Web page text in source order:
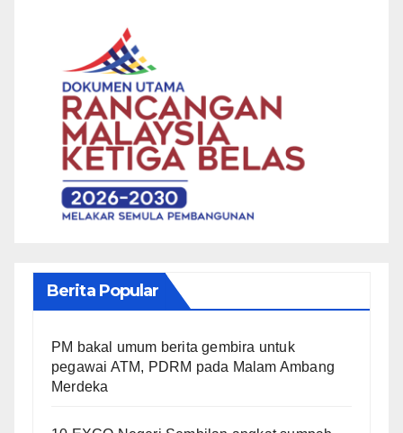
Berita Popular
PM bakal umum berita gembira untuk
pegawai ATM, PDRM pada Malam Ambang
Merdeka